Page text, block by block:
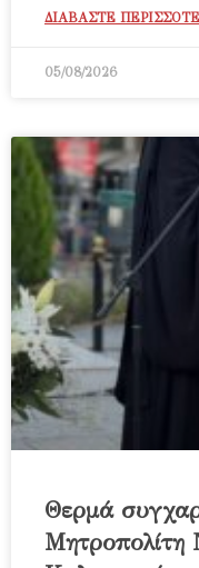
ΔΙΑΒΑΣΤΕ
05/08/2026
Θερμά
Μητροπολίτη